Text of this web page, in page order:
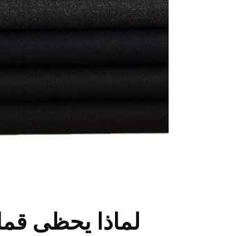
لماذا يحظى